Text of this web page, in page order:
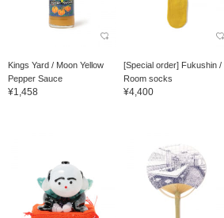
Kings Yard / Moon Yellow
Pepper Sauce
¥1,458
[Special order] Fukushin /
Room socks
¥4,400